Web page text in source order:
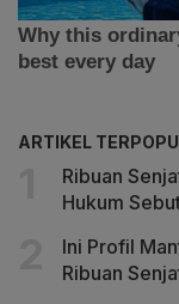
ARTIKEL
Ribuan
Hukum
Ini Profil
Ribuan